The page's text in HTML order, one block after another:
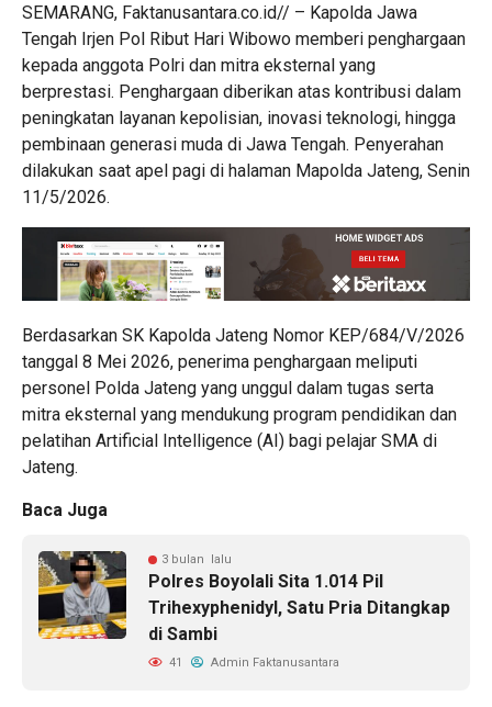
SEMARANG, Faktanusantara.co.id// – Kapolda Jawa
Tengah Irjen Pol Ribut Hari Wibowo memberi penghargaan
kepada anggota Polri dan mitra eksternal yang
berprestasi. Penghargaan diberikan atas kontribusi dalam
peningkatan layanan kepolisian, inovasi teknologi, hingga
pembinaan generasi muda di Jawa Tengah. Penyerahan
dilakukan saat apel pagi di halaman Mapolda Jateng, Senin
11/5/2026.
Berdasarkan SK Kapolda Jateng Nomor KEP/684/V/2026
tanggal 8 Mei 2026, penerima penghargaan meliputi
personel Polda Jateng yang unggul dalam tugas serta
mitra eksternal yang mendukung program pendidikan dan
pelatihan Artificial Intelligence (AI) bagi pelajar SMA di
Jateng.
Baca Juga
3 bulan lalu
Polres Boyolali Sita 1.014 Pil
Trihexyphenidyl, Satu Pria Ditangkap
di Sambi
41 Admin Faktanusantara